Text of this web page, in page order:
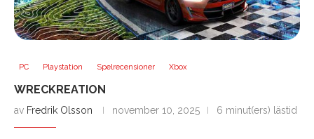
PC Playstation Spelrecensioner Xbox
WRECKREATION
av Fredrik Olsson november 10, 2025 6 minut(ers) lästid